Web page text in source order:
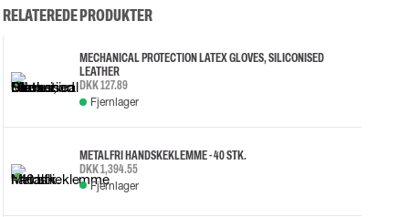
RELATEREDE PRODUKTER
MECHANICAL PROTECTION LATEX GLOVES, SILICONISED
LEATHER
DKK 127.89
Fjernlager
METALFRI HANDSKEKLEMME - 40 STK.
DKK 1,394.55
Fjernlager